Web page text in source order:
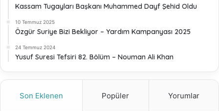
Kassam Tugayları Başkanı Muhammed Dayf Şehid Oldu
10 Temmuz 2025
Özgür Suriye Bizi Bekliyor – Yardım Kampanyası 2025
24 Temmuz 2024
Yusuf Suresi Tefsiri 82. Bölüm – Nouman Ali Khan
Son Eklenen Popüler Yorumlar